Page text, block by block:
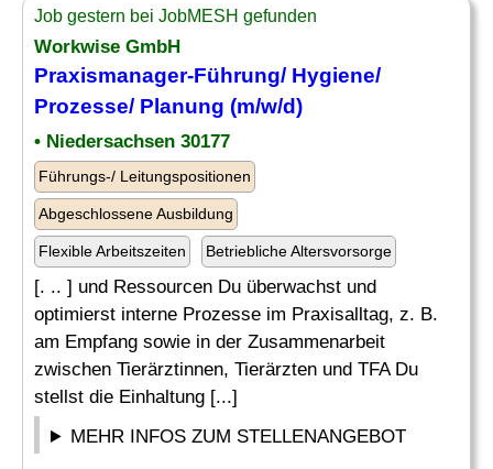
Job gestern bei JobMESH gefunden
Workwise GmbH
Praxismanager-Führung/ Hygiene/
Prozesse/ Planung (m/w/d)
• Niedersachsen 30177
Führungs-/ Leitungspositionen
Abgeschlossene Ausbildung
Flexible Arbeitszeiten Betriebliche Altersvorsorge
[. .. ] und Ressourcen Du überwachst und
optimierst interne Prozesse im Praxisalltag, z. B.
am Empfang sowie in der Zusammenarbeit
zwischen Tierärztinnen, Tierärzten und TFA Du
stellst die Einhaltung [...]
MEHR INFOS ZUM STELLENANGEBOT